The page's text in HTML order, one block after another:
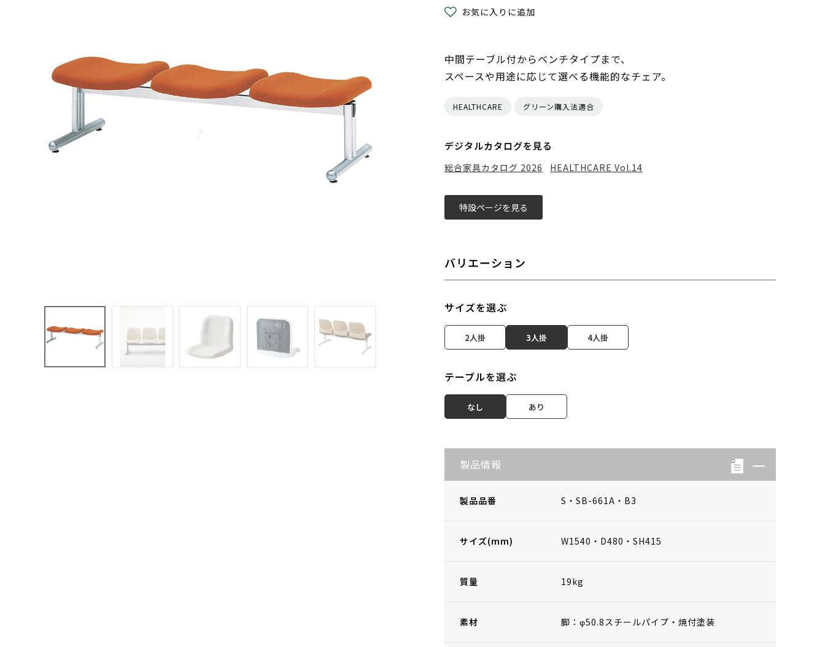
お気に入りに追加
中間テーブル付からベンチタイプまで、
スペースや用途に応じて選べる機能的なチェア。
HEALTHCARE グリーン購入法適合
デジタルカタログを見る
総合家具カタログ 2026 HEALTHCARE Vol.14
特設ページを見る
バリエーション
サイズを選ぶ
2人掛 3人掛 4人掛
テーブルを選ぶ
なし あり
製品情報
製品品番 S・SB-661A・B3
サイズ(mm) W1540・D480・SH415
質量 19kg
素材 脚：φ50.8スチールパイプ・焼付塗装